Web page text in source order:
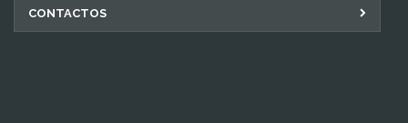
CONTACTOS